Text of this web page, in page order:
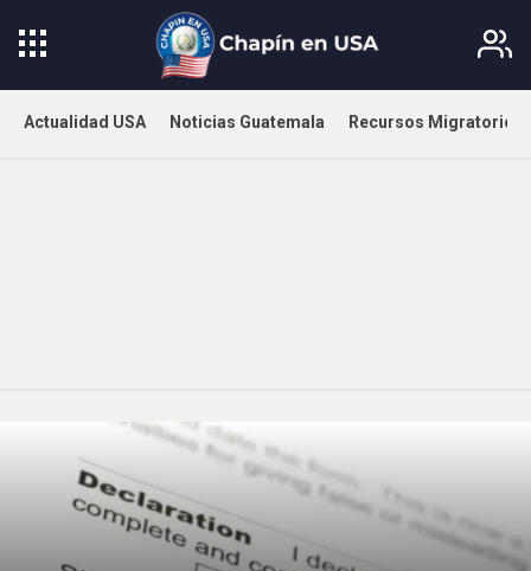
Actualidad USA Noticias Guatemala Recursos Migratorios